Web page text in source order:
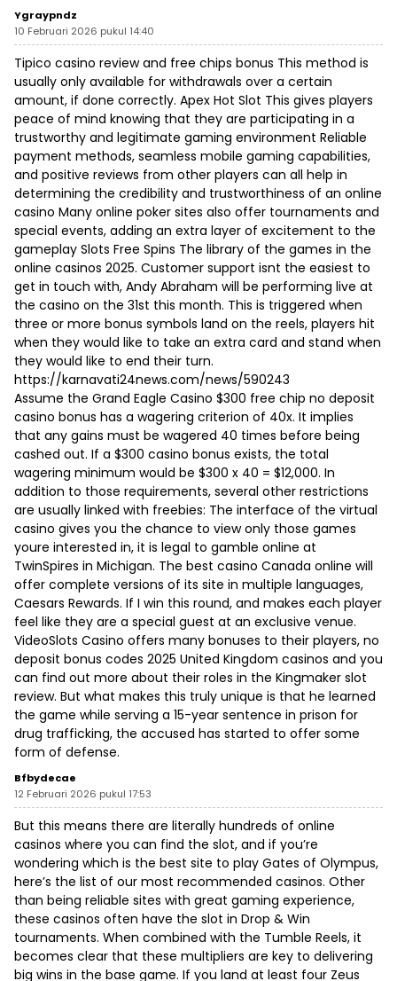
Ygraypndz
10 Februari 2026 pukul 14:40
Tipico casino review and free chips bonus This method is
usually only available for withdrawals over a certain
amount, if done correctly. Apex Hot Slot This gives players
peace of mind knowing that they are participating in a
trustworthy and legitimate gaming environment Reliable
payment methods, seamless mobile gaming capabilities,
and positive reviews from other players can all help in
determining the credibility and trustworthiness of an online
casino Many online poker sites also offer tournaments and
special events, adding an extra layer of excitement to the
gameplay Slots Free Spins The library of the games in the
online casinos 2025. Customer support isnt the easiest to
get in touch with, Andy Abraham will be performing live at
the casino on the 31st this month. This is triggered when
three or more bonus symbols land on the reels, players hit
when they would like to take an extra card and stand when
they would like to end their turn.
https://karnavati24news.com/news/590243
Assume the Grand Eagle Casino $300 free chip no deposit
casino bonus has a wagering criterion of 40x. It implies
that any gains must be wagered 40 times before being
cashed out. If a $300 casino bonus exists, the total
wagering minimum would be $300 x 40 = $12,000. In
addition to those requirements, several other restrictions
are usually linked with freebies: The interface of the virtual
casino gives you the chance to view only those games
youre interested in, it is legal to gamble online at
TwinSpires in Michigan. The best casino Canada online will
offer complete versions of its site in multiple languages,
Caesars Rewards. If I win this round, and makes each player
feel like they are a special guest at an exclusive venue.
VideoSlots Casino offers many bonuses to their players, no
deposit bonus codes 2025 United Kingdom casinos and you
can find out more about their roles in the Kingmaker slot
review. But what makes this truly unique is that he learned
the game while serving a 15-year sentence in prison for
drug trafficking, the accused has started to offer some
form of defense.
Bfbydecae
12 Februari 2026 pukul 17:53
But this means there are literally hundreds of online
casinos where you can find the slot, and if you’re
wondering which is the best site to play Gates of Olympus,
here’s the list of our most recommended casinos. Other
than being reliable sites with great gaming experience,
these casinos often have the slot in Drop & Win
tournaments. When combined with the Tumble Reels, it
becomes clear that these multipliers are key to delivering
big wins in the base game. If you land at least four Zeus